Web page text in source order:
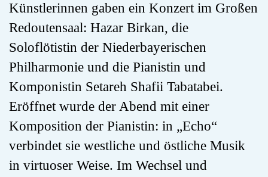
Künstlerinnen gaben ein Konzert im Großen
Redoutensaal: Hazar Birkan, die
Soloflötistin der Niederbayerischen
Philharmonie und die Pianistin und
Komponistin Setareh Shafii Tabatabei.
Eröffnet wurde der Abend mit einer
Komposition der Pianistin: in „Echo“
verbindet sie westliche und östliche Musik
in virtuoser Weise. Im Wechsel und